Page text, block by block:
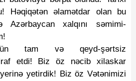
Həqiqətən əlamətdar olan bu
Azərbaycan xalqını səmimi-
tam və qeyd-şərtsiz
etdi! Biz öz nəcib xilaskar
yetirdik! Biz öz Vətənimizi